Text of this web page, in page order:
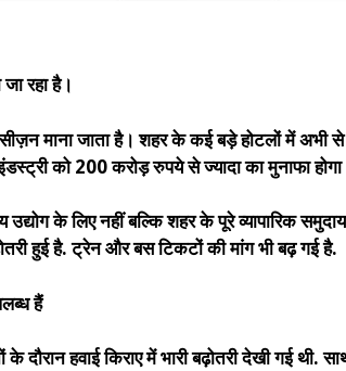
रहा है।
माना जाता है। शहर के कई बड़े होटलों में अभी से
को 200 करोड़ रुपये से ज्यादा का मुनाफा
के लिए नहीं बल्कि शहर के पूरे व्यापारिक
हुई है. ट्रेन और बस टिकटों की मांग भी बढ़ गई है.
हैं
हवाई किराए में भारी बढ़ोतरी देखी गई